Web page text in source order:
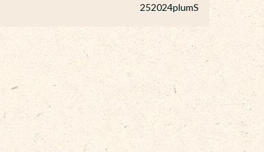
252024plumS